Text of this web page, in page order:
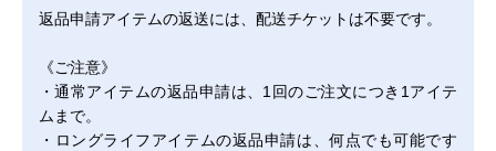
返品申請アイテムの返送には、配送チケットは不要です。
《ご注意》
・通常アイテムの返品申請は、1回のご注文につき1アイテ
ムまで。
・ロングライフアイテムの返品申請は、何点でも可能です